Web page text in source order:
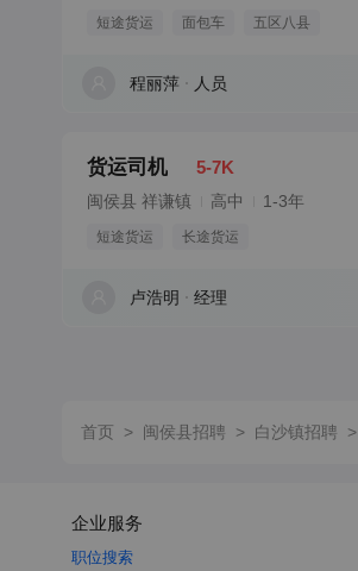
短途货运 面包车 五区八县
程丽萍 人员
货运司机 5-7K
闽侯县 祥谦镇 高中 1-3年
短途货运 长途货运
卢浩明 经理
首页 > 闽侯县招聘 > 白沙镇招聘 >
企业服务
职位搜索